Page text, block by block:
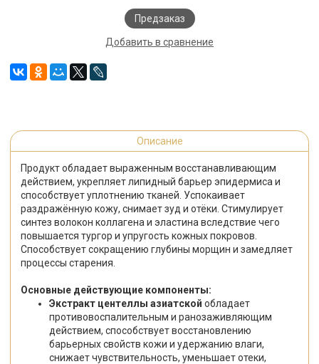
Предзаказ
Добавить в сравнение
Описание
Продукт обладает выраженным восстанавливающим
действием, укрепляет липидный барьер эпидермиса и
способствует уплотнению тканей. Успокаивает
раздражённую кожу, снимает зуд и отёки. Стимулирует
синтез волокон коллагена и эластина вследствие чего
повышается тургор и упругость кожных покровов.
Способствует сокращению глубины морщин и замедляет
процессы старения.
Основные действующие компоненты:
Экстракт центеллы азиатской обладает
противовоспалительным и ранозаживляющим
действием, способствует восстановлению
барьерных свойств кожи и удержанию влаги,
снижает чувствительность, уменьшает отеки,